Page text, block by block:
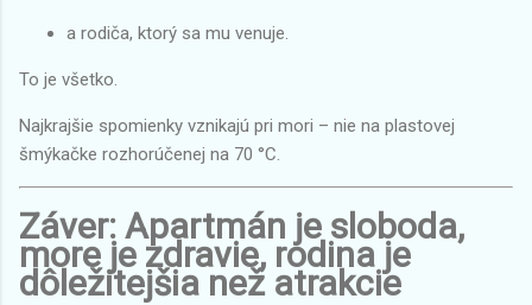
a rodiča, ktorý sa mu venuje.
To je všetko.
Najkrajšie spomienky vznikajú pri mori – nie na plastovej
šmýkačke rozhorúčenej na 70 °C.
Záver: Apartmán je sloboda,
more je zdravie, rodina je
dôležitejšia než atrakcie